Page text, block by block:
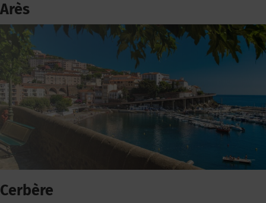
Arès
Cerbère